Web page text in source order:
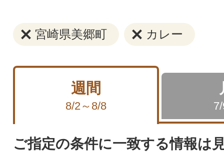
宮崎県美郷町 カレー
週間
8/2～8/8
ご指定の条件に一致する情報は